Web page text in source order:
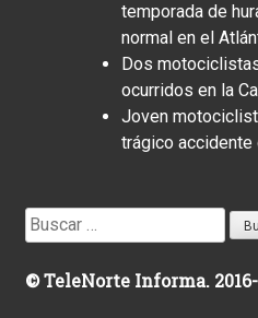
temporada de
normal en el
Dos
ocurridos en la
Joven
trágico
Buscar:
© TeleNorte Informa.